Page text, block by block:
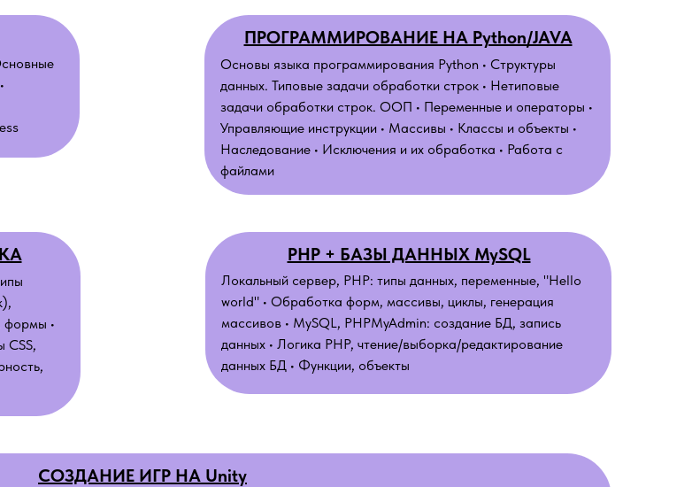
ПРОГРАММИРОВАНИЕ НА Python/JAVA
Основы языка программирования Python • Структуры
данных. Типовые задачи обработки строк • Нетиповые
задачи обработки строк. ООП • Переменные и операторы •
Управляющие инструкции • Массивы • Классы и объекты •
Наследование • Исключения и их обработка • Работа с
файлами
PHP + БАЗЫ ДАННЫХ MySQL
формы •
CSS,
СОЗДАНИЕ ИГР НА Unity
Локальный сервер, PHP: типы данных, переменные, "Hello
world" • Обработка форм, массивы, циклы, генерация
массивов • MySQL, PHPMyAdmin: создание БД, запись
данных • Логика PHP, чтение/выборка/редактирование
данных БД • Функции, объекты